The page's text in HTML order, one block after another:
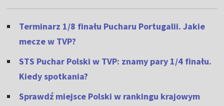
Terminarz 1/8 finału Pucharu Portugalii. Jakie
mecze w TVP?
STS Puchar Polski w TVP: znamy pary 1/4 finału.
Kiedy spotkania?
Sprawdź miejsce Polski w rankingu krajowym